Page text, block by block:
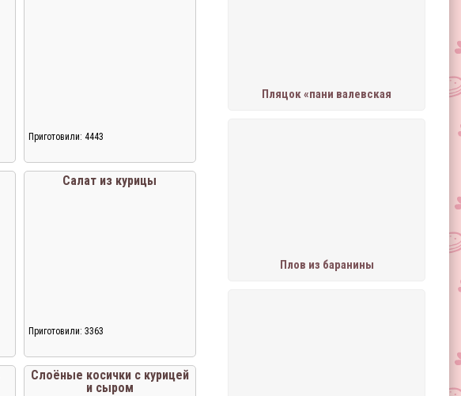
Пляцок «пани валевская
Плов из баранины
Приготовили: 4443
Салат из курицы
Приготовили: 3363
Слоёные косички с курицей
и сыром